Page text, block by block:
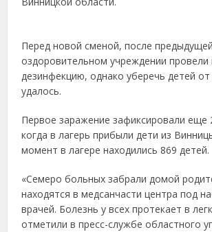
Перед новой сменой, после
оздоровительном учреждении провели
дезинфекцию, однако уберечь детей от
удалось.
Первое заражение зафиксировали еще
когда в лагерь прибыли дети из
момент в лагере находились 869 детей.
«Семеро больных забрали домой
находятся в медсанчасти центра под
врачей. Болезнь у всех протекает в
отметили в пресс-службе областного